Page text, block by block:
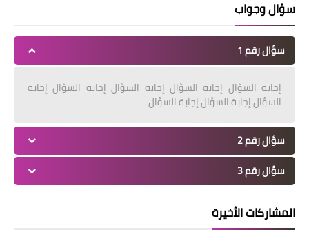
سؤال وجواب
سؤال رقم 1
إجابة السؤال إجابة السؤال إجابة السؤال إجابة السؤال إجابة
السؤال إجابة السؤال إجابة السؤال
سؤال رقم 2
سؤال رقم 3
المشاركات الأخيرة